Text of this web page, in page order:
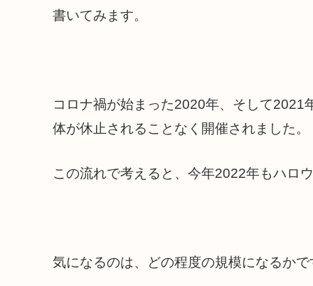
書いてみます。
コロナ禍が始まった2020年、そして2021
体が休止されることなく開催されました。
この流れで考えると、今年2022年もハロ
気になるのは、どの程度の規模になるかで